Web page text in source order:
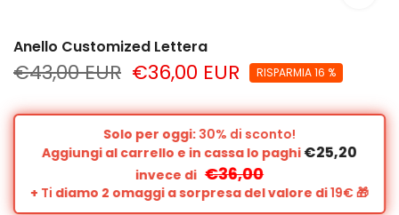
Anello Customized Lettera
€43,00 EUR €36,00 EUR RISPARMIA 16 %
Solo per oggi:30% di sconto!
Aggiungi al carrello e in cassa lo paghi€25,20
invece di €36,00
+Tidiamo 2 omaggi a sorpresa del valore di19€🎁